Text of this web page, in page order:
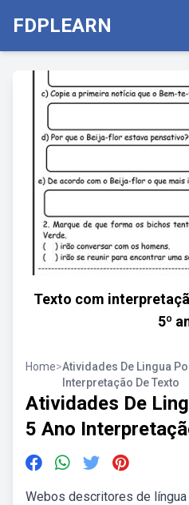
FDPLEARN
Texto com
5º
Home>Atividades De Lingua
Interpretação De Texto
Atividades De
5 Ano
Webos descritores de língua